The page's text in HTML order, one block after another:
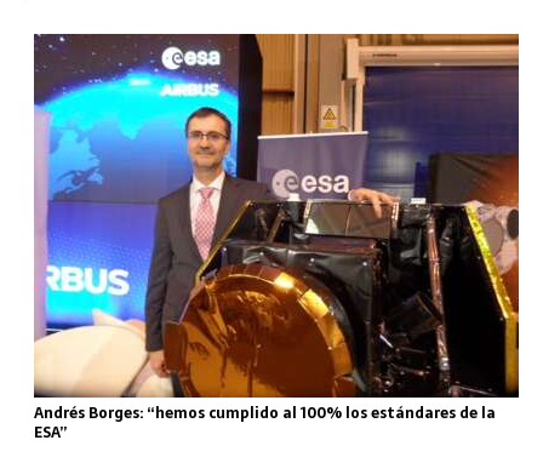
Andrés Borges: “hemos cumplido al 100% los estándares de la
ESA”